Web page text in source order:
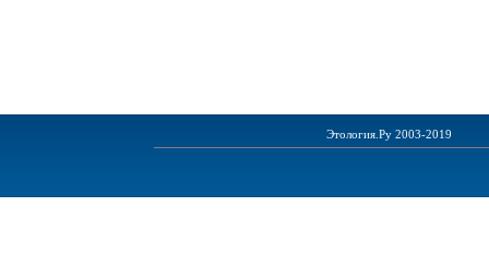
Этология.Ру 2003-2019